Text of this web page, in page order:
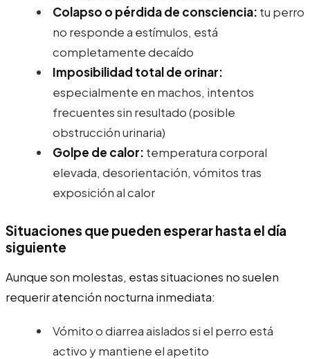
Colapso o pérdida de consciencia: tu perro
no responde a estímulos, está
completamente decaído
Imposibilidad total de orinar:
especialmente en machos, intentos
frecuentes sin resultado (posible
obstrucción urinaria)
Golpe de calor: temperatura corporal
elevada, desorientación, vómitos tras
exposición al calor
Situaciones que pueden esperar hasta el día
siguiente
Aunque son molestas, estas situaciones no suelen
requerir atención nocturna inmediata:
Vómito o diarrea aislados si el perro está
activo y mantiene el apetito